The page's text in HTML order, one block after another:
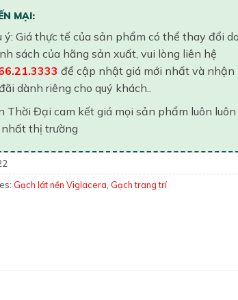
MẠI:
ý: Giá thực tế của sản phẩm có thể thay đổi
sách của hãng sản xuất, vui lòng liên hệ
để cập nhật giá mới nhất và nhận
dành riêng cho quý khách..
Thời Đại cam kết giá mọi sản phẩm luôn luôn
thị trường
Gạch lát nền Viglacera Gạch trang trí